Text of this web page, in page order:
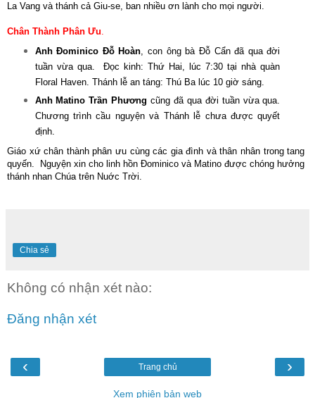
La Vang và thánh cả Giu-se, ban nhiều ơn lành cho mọi người.
Chân Thành Phân Ưu.
Anh Đominico Đỗ Hoàn, con ông bà Đỗ Cẩn đã qua đời
tuần vừa qua.
Đọc kinh: Thứ Hai, lúc 7:30 tại nhà quàn
Floral Haven. Thánh lễ an táng: Thú Ba lúc 10 giờ sáng.
Anh Matino Trần Phương cũng đã qua đời tuần vừa qua.
Chương trình cầu nguyện và Thánh lễ chưa được quyết
định.
Giáo xứ chân thành phân ưu cùng các gia đình và thân nhân trong tang
quyến.
Nguyện xin cho linh hồn Đominico và Matino được chóng hưởng
thánh nhan Chúa trên Nuớc Trời.
Chia sẻ
Không có nhận xét nào:
Đăng nhận xét
‹ ›
Trang chủ
Xem phiên bản web